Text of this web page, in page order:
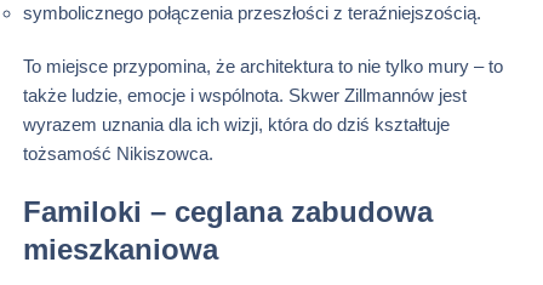
symbolicznego połączenia przeszłości z teraźniejszością.
To miejsce przypomina, że architektura to nie tylko mury – to
także ludzie, emocje i wspólnota. Skwer Zillmannów jest
wyrazem uznania dla ich wizji, która do dziś kształtuje
tożsamość Nikiszowca.
Familoki – ceglana zabudowa
mieszkaniowa